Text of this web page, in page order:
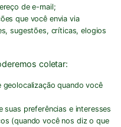
de e-mail;
que você envia via
sugestões, críticas, elogios
coletar:
geolocalização quando você
suas preferências e interesses
(quando você nos diz o que